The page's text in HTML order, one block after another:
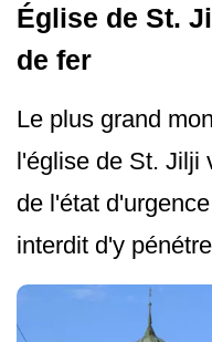
Église de St.
de fer
Le plus grand
l'église de St. Jilji
de l'état
interdit d'y